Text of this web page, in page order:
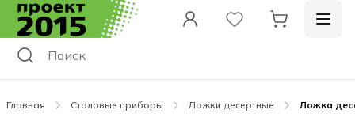
Главная Столовые приборы Ложки десертные Ложка